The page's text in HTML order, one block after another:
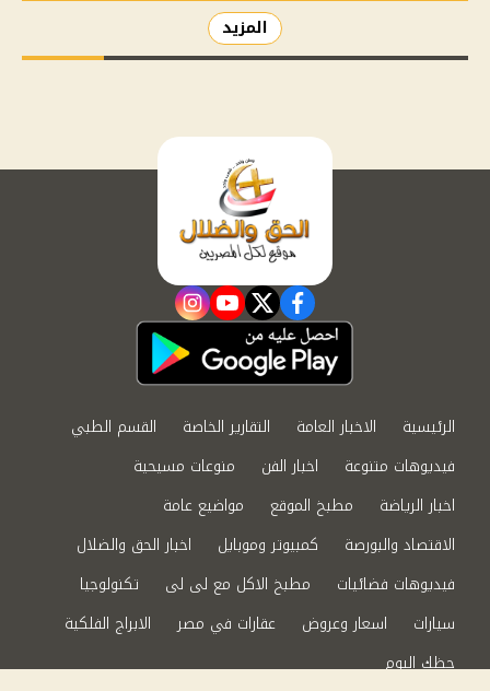
المزيد
facebook
twitter
youtube
instagram
الرئيسية الاخبار العامة التقارير الخاصة
القسم الطبي
فيديوهات متنوعة
اخبار الفن
منوعات مسيحية
اخبار الرياضة
مطبخ الموقع
مواضيع عامة
الاقتصاد والبورصة
كمبيوتر وموبايل
اخبار الحق والضلال
فيديوهات فضائيات
مطبخ الاكل مع لى لى
تكنولوجيا
سيارات
اسعار وعروض عقارات في مصر
الابراج الفلكية
حظك اليوم